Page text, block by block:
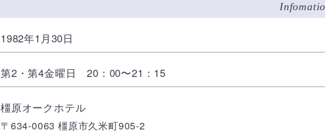
1982年1月30日
第2・第4金曜日 20：00〜21：15
橿原オークホテル
〒634-0063 橿原市久米町905-2